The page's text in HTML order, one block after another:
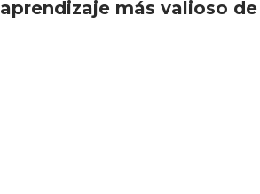
aprendizaje más valioso